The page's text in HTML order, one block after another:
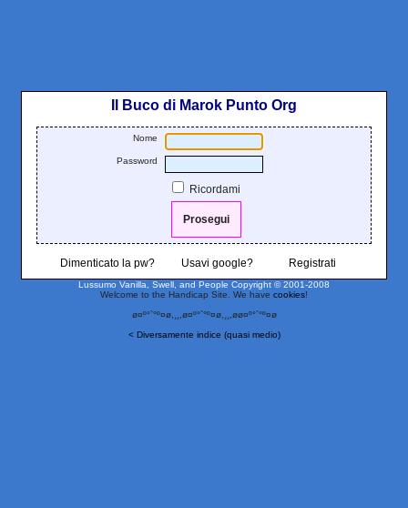
Il Buco di Marok Punto Org
Nome
Password
Ricordami
Dimenticato la pw? Usavi google? Registrati
Lussumo Vanilla, Swell, and People Copyright © 2001-2008
Welcome to the Handicap Site. We have cookies!
ø¤º°`°º¤ø,¸¸,ø¤º°`°º¤ø,¸¸,øø¤º°`°º¤ø
< Diversamente indice (quasi medio)